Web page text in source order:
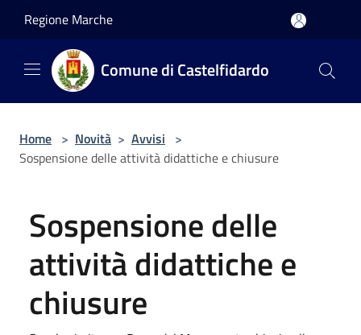
Regione Marche
Comune di Castelfidardo
Home > Novità > Avvisi >
Sospensione delle attività didattiche e chiusure
Sospensione delle
attività didattiche e
chiusure